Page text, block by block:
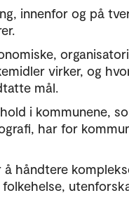
innenfor og på
virker, og
mål.
i kommunene,
har for
håndtere